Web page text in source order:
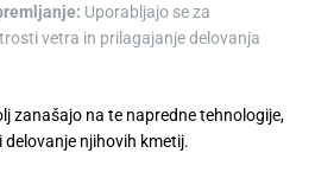
Uporabljajo se za
vetra in prilagajanje delovanja
zanašajo na te napredne tehnologije,
njihovih kmetij.